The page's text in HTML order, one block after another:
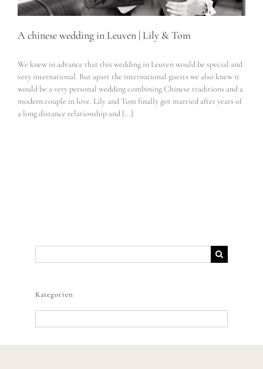
A chinese wedding in Leuven | Lily & Tom
We knew in advance that this wedding in Leuven would be special and
very international. But apart the international guests we also knew it
would be a very personal wedding combining Chinese traditions and a
modern couple in love. Lily and Tom finally got married after years of
a long distance relationship and [...]
nach:
Kategorien